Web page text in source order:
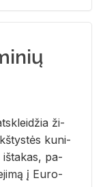
ži­
ku­ni­
iš­ta­kas, pa­
į Eu­ro­